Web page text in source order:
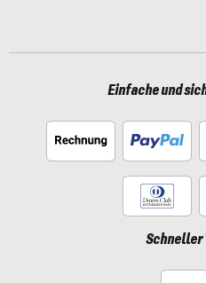
Einfache und
Schneller